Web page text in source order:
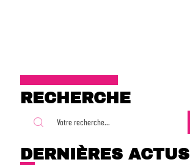
RECHERCHE
DERNIÈRES ACTUS